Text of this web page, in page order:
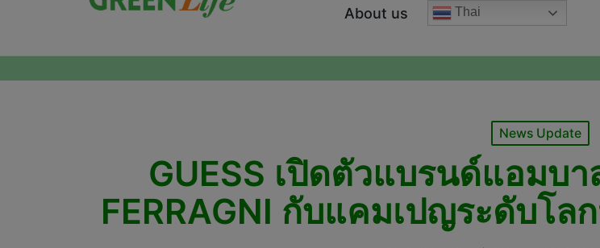
About us Thai
Posted
News Update
GUESS เปิดตัวแบรนด์แอมบ
FERRAGNI กับแคมเปญระดับโ